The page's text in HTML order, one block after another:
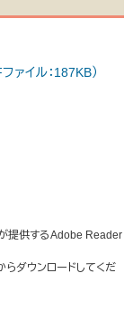
ァイル：187KB）
提供するAdobe Reader
ダウンロードしてくだ